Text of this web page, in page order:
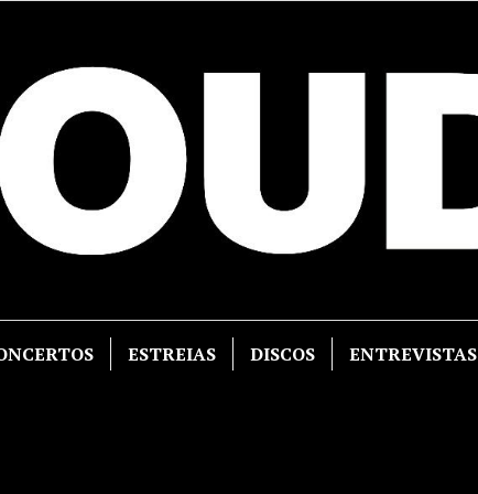
ESTREIAS DISCOS ENTREVISTAS